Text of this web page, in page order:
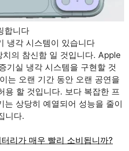
합니다
냉각 시스템이 있습니다
의 참신함 일 것입니다. Apple
기실 냉각 시스템을 구현할 것
는 오랜 기간 동안 오랜 공연을
용 할 것입니다. 보다 복잡한 프
는 상당히 예열되어 성능을 줄이
니다.
리가 매우 빨리 소비됩니까?